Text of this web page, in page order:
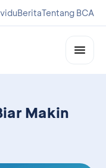
BeritaTentang BCA
Makin